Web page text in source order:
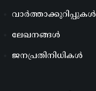
വാർത്താക്കുറിപ്പുകൾ
ലേഖനങ്ങൾ
ജനപ്രതിനിധികൾ